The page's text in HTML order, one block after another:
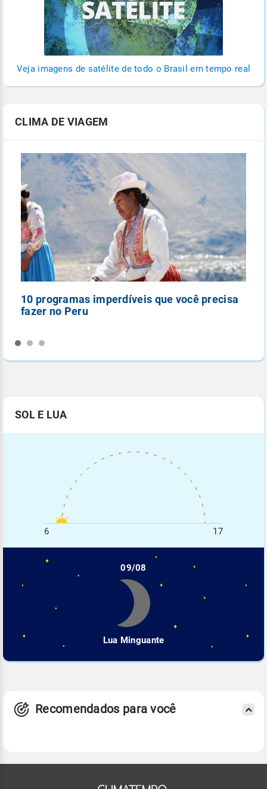
Veja imagens de satélite de todo o Brasil em tempo real
CLIMA DE VIAGEM
10 programas imperdíveis que você precisa
fazer no Peru
SOL E LUA
6 17
09/08
Lua Minguante
Recomendados para você